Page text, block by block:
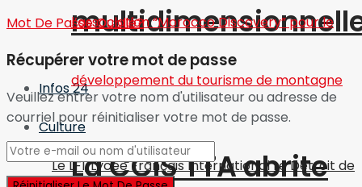
Infos 24
Culture
La CCIS TTA abrite
Mot De Passe Oublié?
Récupérer votre mot de passe
Veuillez entrer votre nom d'utilisateur ou adresse de
courriel pour réinitialiser votre mot de passe.